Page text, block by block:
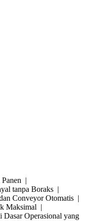
Panen |
tanpa Boraks |
Conveyor Otomatis |
Maksimal |
Dasar Operasional yang